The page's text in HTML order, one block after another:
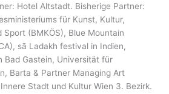
Hotel Altstadt. Bisherige Partner:
für Kunst, Kultur,
(BMKÖS), Blue Mountain
sā Ladakh festival in Indien,
Bad Gastein, Universität für
Barta & Partner Managing Art
Stadt und Kultur Wien 3. Bezirk.